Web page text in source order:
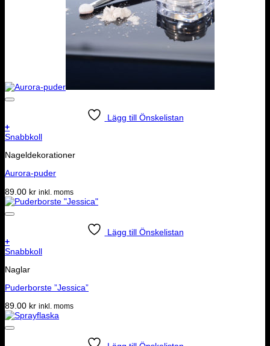
Lägg till Önskelistan
+
Snabbkoll
Nageldekorationer
Aurora-puder
89.00 kr inkl. moms
Lägg till Önskelistan
+
Snabbkoll
Naglar
Puderborste ”Jessica”
89.00 kr inkl. moms